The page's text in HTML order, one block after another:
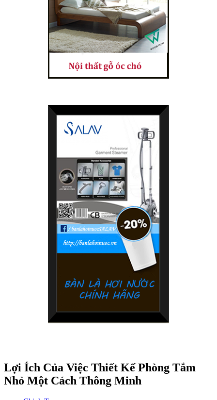
Lợi Ích Của Việc Thiết Kế Phòng Tắm
Nhỏ Một Cách Thông Minh